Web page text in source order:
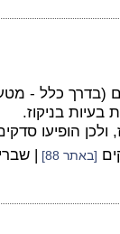
(בדרך כלל -
בניקוז.
הופיעו
[באתר 88] |